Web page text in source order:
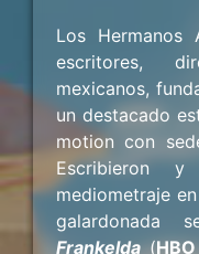
Los
escritores,
mexicanos,
un destacado
motion con
Escribieron
mediometraje
galardonada
Frankelda(